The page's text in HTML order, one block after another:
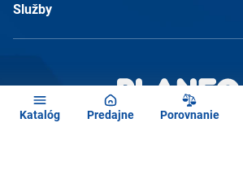
Katalóg Predajne Porovnanie
Služby